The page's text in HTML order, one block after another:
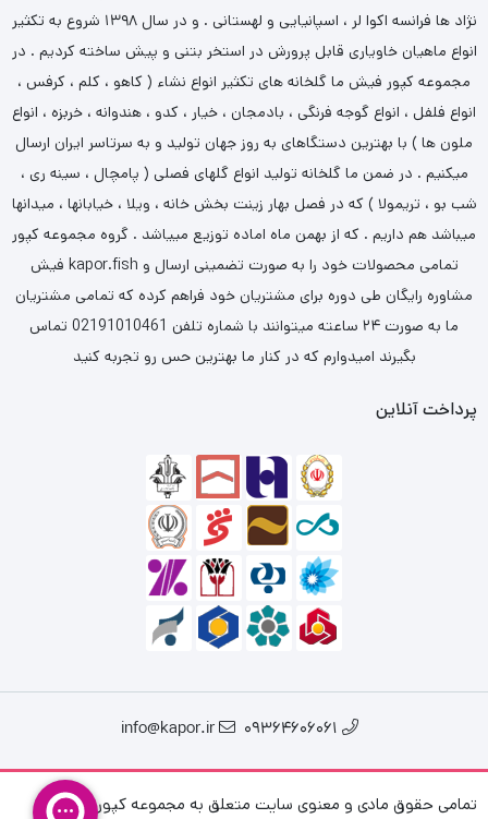
نژاد ها فرانسه اکوا لر ، اسپانیایی و لهستانی . و در سال ۱۳۹۸ شروع به تکثیر
انواع ماهیان خاویاری قابل پرورش در استخر بتنی و پیش ساخته کردیم . در
مجموعه کپور فیش ما گلخانه های تکثیر انواع نشاء ( کاهو ، کلم ، کرفس ،
انواع فلفل ، انواع گوجه فرنگی ، بادمجان ، خیار ، کدو ، هندوانه ، خربزه ، انواع
ملون ها ) با بهترین دستگاهای به روز جهان تولید و به سرتاسر ایران ارسال
میکنیم . در ضمن ما گلخانه تولید انواع گلهای فصلی ( پامچال ، سینه ری ،
شب بو ، تریمولا ) که در فصل بهار زینت بخش خانه ، ویلا ، خیابانها ، میدانها
میباشد هم داریم . که از بهمن ماه اماده توزیع مییاشد . گروه مجموعه کپور
فیش kapor.fish تمامی محصولات خود را به صورت تضمینی ارسال و
مشاوره رایگان طی دوره برای مشتریان خود فراهم کرده که تمامی مشتریان
ما به صورت ۲۴ ساعته میتوانند با شماره تلفن 02191010461 تماس
بگیرند امیدوارم که در کنار ما بهترین حس رو تجربه کنید
پرداخت آنلاین
09364606061
info@kapor.ir
تمامی حقوق مادی و معنوی سایت متعلق به مجموعه کپور فیش